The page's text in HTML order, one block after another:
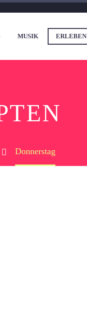
MUSIK ERLEBEN
Donnerstag